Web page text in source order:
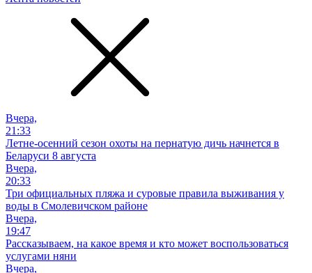
Вчера,
21:33
Летне-осенний сезон охоты на пернатую дичь начнется в
Беларуси 8 августа
Вчера,
20:33
Три официальных пляжа и суровые правила выживания у
воды в Смолевичском районе
Вчера,
19:47
Рассказываем, на какое время и кто может воспользоваться
услугами няни
Вчера,